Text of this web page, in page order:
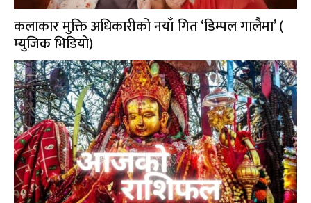
कलाकार मुक्ति अधिकारीको नयाँ गित ‘डिम्पल गालैमा’ (
म्युजिक भिडियो)